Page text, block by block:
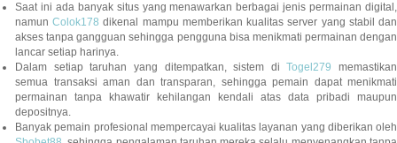
Saat ini ada banyak situs yang menawarkan berbagai jenis permainan digital,
namunColok178 dikenal mampu memberikan kualitas server yang stabil dan
akses tanpa gangguan sehingga pengguna bisa menikmati permainan dengan
lancar setiap harinya.
Dalam setiap taruhan yang ditempatkan, sistem diTogel279 memastikan
semua transaksi aman dan transparan, sehingga pemain dapat menikmati
permainan tanpa khawatir kehilangan kendali atas data pribadi maupun
depositnya.
Banyak pemain profesional mempercayai kualitas layanan yang diberikan oleh